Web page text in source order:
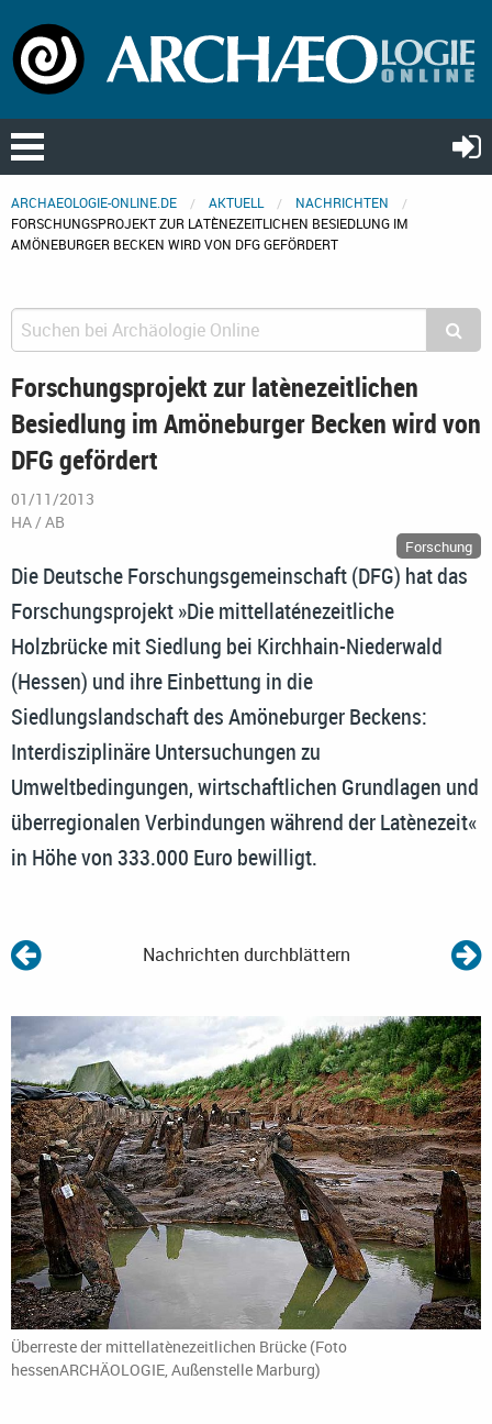
ARCHAEOLOGIE-ONLINE.DE AKTUELL
NACHRICHTEN
FORSCHUNGSPROJEKT ZUR LATÈNEZEITLICHEN BESIEDLUNG IM
AMÖNEBURGER BECKEN WIRD VON DFG GEFÖRDERT
Forschungsprojekt zur latènezeitlichen
Besiedlung im Amöneburger Becken wird von
DFG gefördert
01/11/2013
HA / AB
Forschung
Die Deutsche Forschungsgemeinschaft (DFG) hat das
Forschungsprojekt »Die mittellaténezeitliche
Holzbrücke mit Siedlung bei Kirchhain-Niederwald
(Hessen) und ihre Einbettung in die
Siedlungslandschaft des Amöneburger Beckens:
Interdisziplinäre Untersuchungen zu
Umweltbedingungen, wirtschaftlichen Grundlagen und
überregionalen Verbindungen während der Latènezeit«
in Höhe von 333.000 Euro bewilligt.
Nachrichten durchblättern
Überreste der mittellatènezeitlichen Brücke (Foto
hessenARCHÄOLOGIE, Außenstelle Marburg)